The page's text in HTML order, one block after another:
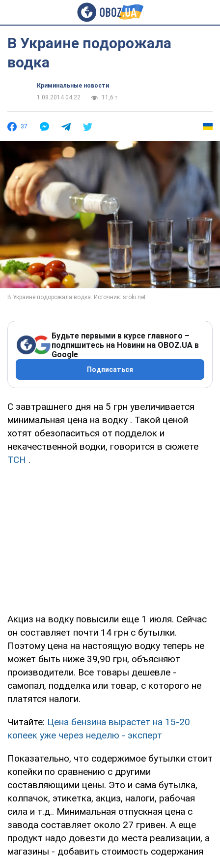
В Украине подорожала
водка
Криминальные новости
1.08.2014 04:22
11,6 т.
37
Будьте первыми в курсе главного –
подпишитесь на Новини на OBOZ.UA в
Google
Подписаться
С завтрашнего дня на 5 грн увеличивается
минимальная цена на водку . Такой ценой
хотят обезопаситься от подделок и
некачественной водки, говорится в сюжете
ТСН .
Акциз на водку повысили еще 1 июля. Сейчас
он составляет почти 14 грн с бутылки.
Поэтому цена на настоящую водку теперь не
может быть ниже 39,90 грн, объясняют
производители. Все товары дешевле -
самопал, подделка или товар, с которого не
платятся налоги.
Читайте: Цена бензина вырастет на 15-20
копеек уже через неделю - эксперт
Показательно, что содержимое бутылки стоит
копейки по сравнению с другими
составляющими цены. Это и сама бутылка,
колпачок, этикетка, акциз, налоги, рабочая
сила и т.д.. Минимальная отпускная цена с
завода составляет около 27 гривен. А еще
продукт надо довезти до места реализации, а
магазины - добавить стоимость содержания